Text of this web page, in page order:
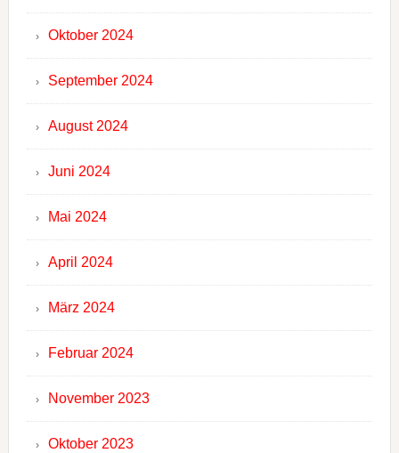
Oktober 2024
September 2024
August 2024
Juni 2024
Mai 2024
April 2024
März 2024
Februar 2024
November 2023
Oktober 2023